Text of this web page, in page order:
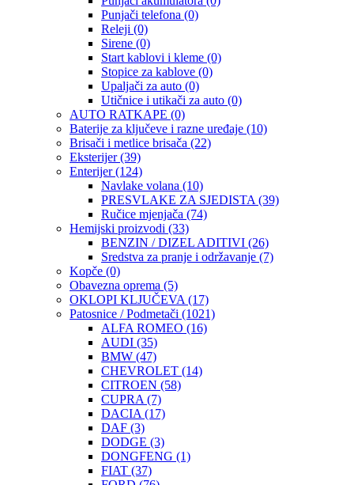
Punjači telefona (0)
Releji (0)
Sirene (0)
Start kablovi i kleme (0)
Stopice za kablove (0)
Upaljači za auto (0)
Utičnice i utikači za auto (0)
AUTO RATKAPE (0)
Baterije za ključeve i razne uređaje (10)
Brisači i metlice brisača (22)
Eksterijer(39)
Enterijer(124)
Navlake volana (10)
PRESVLAKE ZA SJEDISTA (39)
Ručice mjenjača (74)
Hemijski proizvodi (33)
BENZIN / DIZEL ADITIVI (26)
Sredstva za pranje i održavanje (7)
Kopče (0)
Obavezna oprema (5)
OKLOPI KLJUČEVA (17)
Patosnice / Podmetači (1021)
ALFA ROMEO (16)
AUDI (35)
BMW (47)
CHEVROLET (14)
CITROEN (58)
CUPRA (7)
DACIA (17)
DAF (3)
DODGE (3)
DONGFENG (1)
FIAT (37)